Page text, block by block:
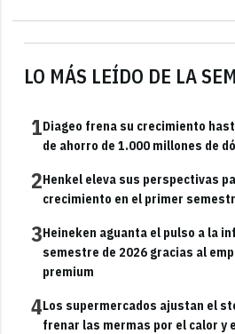
LO MÁS LEÍDO DE LA
1Diageo frena su crecimiento
de ahorro de 1.000 millones de
2Henkel eleva sus perspectivas
crecimiento en el primer
3Heineken aguanta el pulso a la
semestre de 2026 gracias al
premium
4Los supermercados ajustan el
frenar las mermas por el calor y